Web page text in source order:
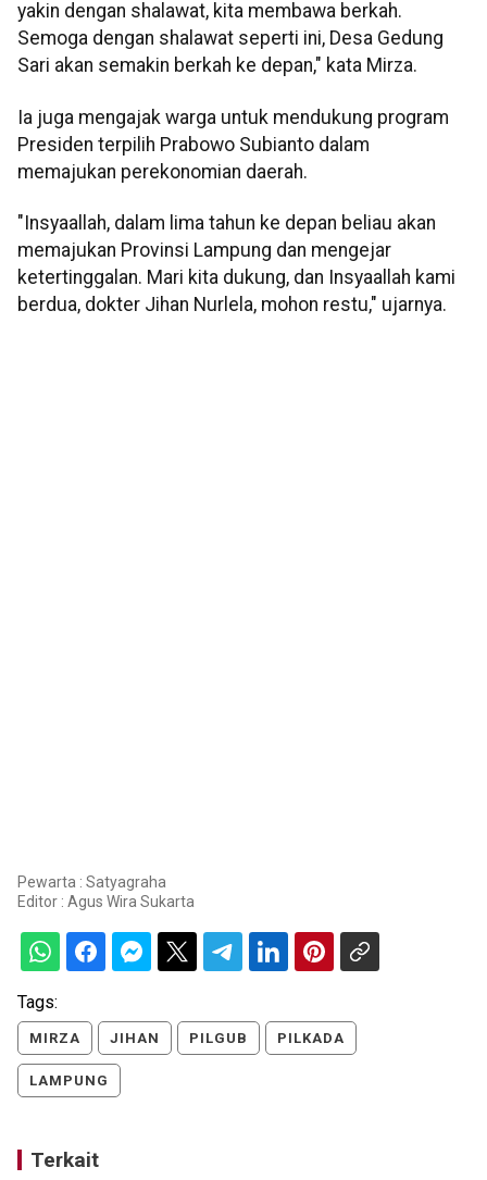
yakin dengan shalawat, kita membawa berkah.
Semoga dengan shalawat seperti ini, Desa Gedung
Sari akan semakin berkah ke depan," kata Mirza.
Ia juga mengajak warga untuk mendukung program
Presiden terpilih Prabowo Subianto dalam
memajukan perekonomian daerah.
"Insyaallah, dalam lima tahun ke depan beliau akan
memajukan Provinsi Lampung dan mengejar
ketertinggalan. Mari kita dukung, dan Insyaallah kami
berdua, dokter Jihan Nurlela, mohon restu," ujarnya.
Pewarta : Satyagraha
Editor : Agus Wira Sukarta
Tags:
MIRZA JIHAN PILGUB PILKADA
LAMPUNG
Terkait